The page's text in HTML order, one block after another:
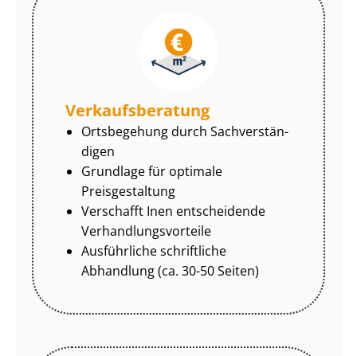
Ver­kaufs­be­ra­tung
Ortsbegehung durch Sach­ver­stän­
di­gen
Grundlage für optimale
Preisgestaltung
Verschafft Inen entscheidende
Ver­hand­lungs­vor­tei­le
Ausführliche schriftliche
Abhandlung (ca. 30-50 Seiten)